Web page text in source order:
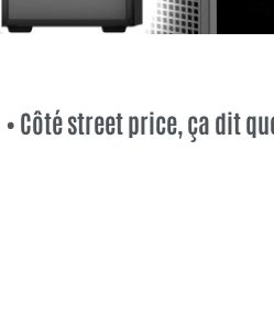
• Côté street price, ça dit